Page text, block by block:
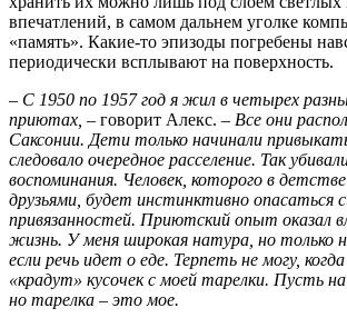
впечатлений, в самом дальнем уголке
«память». Какие-то эпизоды погребены
периодически всплывают на поверхность.
– С 1950 по 1957 год я жил в четырех
приютах, – говорит Алекс. – Все они
Саксонии. Дети только начинали привыкать
следовало очередное расселение. Так
воспоминания. Человек, которого в детстве
друзьями, будет инстинктивно опасаться
привязанностей. Приютский опыт оказал
жизнь. У меня широкая натура, но только
если речь идет о еде. Терпеть не могу,
«крадут» кусочек с моей тарелки. Пусть
но тарелка – это мое.